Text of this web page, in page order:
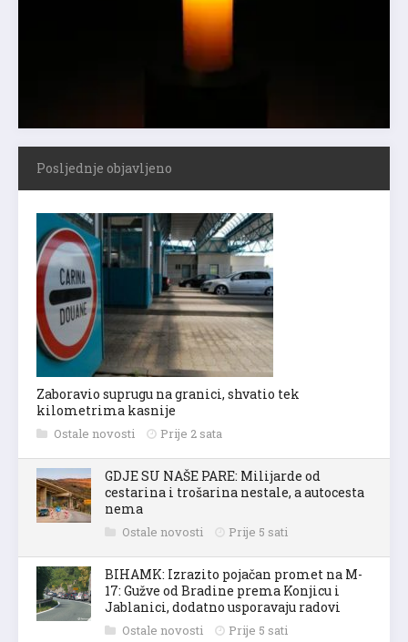
Posljednje objavljeno
Zaboravio suprugu na granici, shvatio tek
kilometrima kasnije
Ostale novosti Prije 2 sata
GDJE SU NAŠE PARE: Milijarde od
cestarina i trošarina nestale, a autocesta
nema
Ostale novosti Prije 5 sati
BIHAMK: Izrazito pojačan promet na M-
17: Gužve od Bradine prema Konjicu i
Jablanici, dodatno usporavaju radovi
Ostale novosti Prije 5 sati